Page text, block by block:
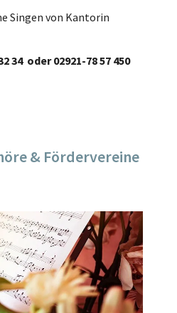
Singen von Kantorin
34 oder 02921-78 57 450
& Fördervereine